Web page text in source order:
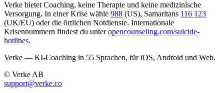
Verke bietet Coaching, keine Therapie und keine medizinische
Versorgung. In einer Krise wähle 988 (US), Samaritans 116 123
(UK/EU) oder die örtlichen Notdienste. Internationale
Krisennummern findest du unter opencounseling.com/suicide-
hotlines.
Verke — KI-Coaching in 55 Sprachen, für iOS, Android und Web.
© Verke AB
support@verke.co